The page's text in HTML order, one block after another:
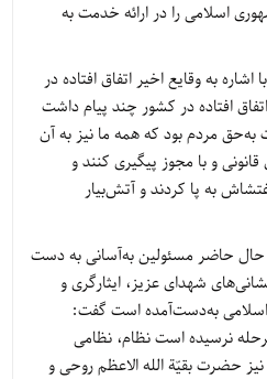
اسلامی را در ارائه خدمت به
به وقایع اخیر اتفاق افتاده در
افتاده در کشور چند پیام داشت
به‌حق مردم بود که همه ما نیز به آن
و با مجوز پیگیری کنند و
به پا کردند و آتش‌بیار
حال حاضر مسئولین به‌آسانی به دست
شهدای عزیز، ایثارگری و
اسلامی به‌دست‌آمده است گفت:
نرسیده است نظام، نظامی
حضرت بقیّة الله الاعظم روحی و